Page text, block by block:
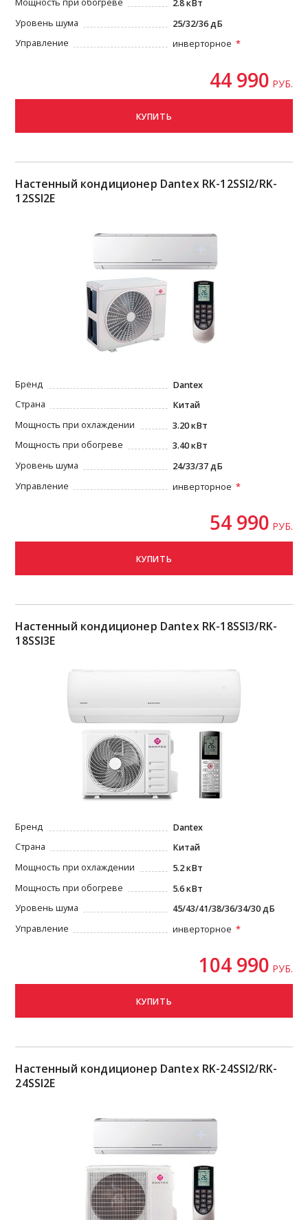
Мощность при обогреве
2.8 кВт
Уровень шума
25/32/36 дБ
Управление
инверторное
44 990 РУБ.
КУПИТЬ
Настенный кондиционер Dantex RK-12SSI2/RK-
12SSI2E
Бренд
Dantex
Страна
Китай
Мощность при охлаждении
3.20 кВт
Мощность при обогреве
3.40 кВт
Уровень шума
24/33/37 дБ
Управление
инверторное
54 990 РУБ.
КУПИТЬ
Настенный кондиционер Dantex RK-18SSI3/RK-
18SSI3E
Бренд
Dantex
Страна
Китай
Мощность при охлаждении
5.2 кВт
Мощность при обогреве
5.6 кВт
Уровень шума
45/43/41/38/36/34/30 дБ
Управление
инверторное
104 990 РУБ.
КУПИТЬ
Настенный кондиционер Dantex RK-24SSI2/RK-
24SSI2E